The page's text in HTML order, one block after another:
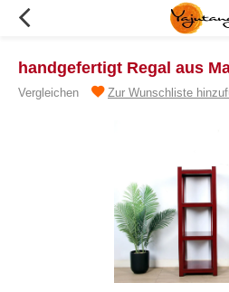
handgefertigt Regal aus
Vergleichen Zur Wunschliste